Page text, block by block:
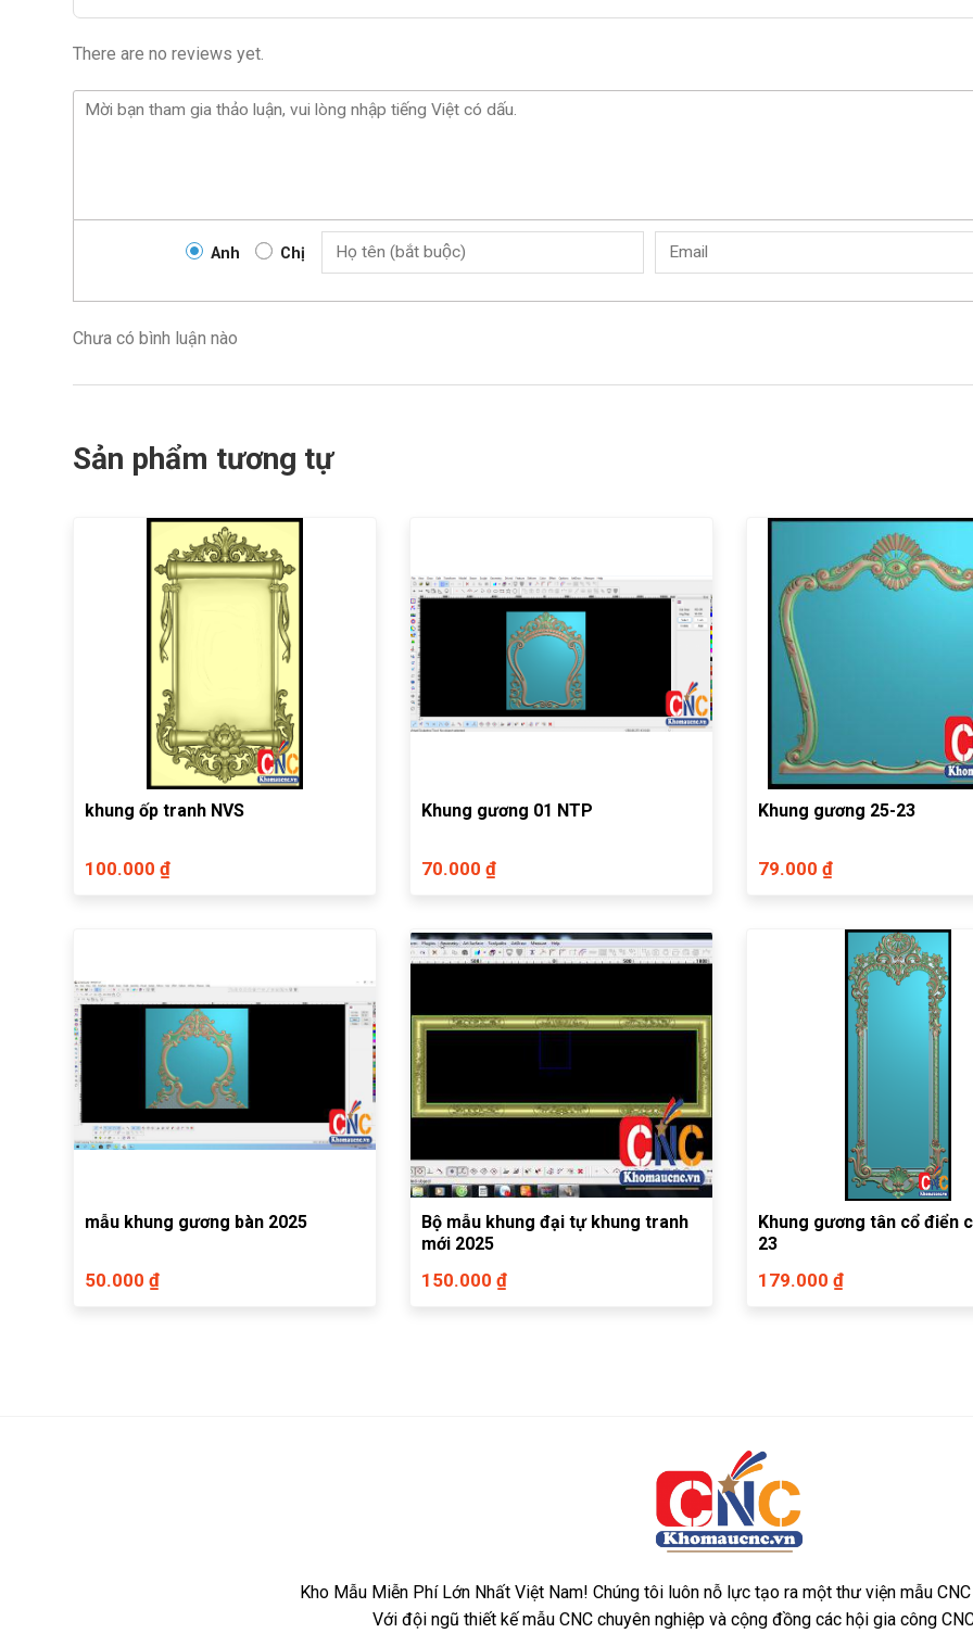
There are no reviews yet.
Anh Chị
Chưa có bình luận nào
Sản phẩm tương tự
khung ốp tranh NVS
100.000 ₫
Khung gương 01 NTP
70.000 ₫
Khung gương 25-23
79.000 ₫
mẫu khung gương bàn 2025
50.000 ₫
Bộ mẫu khung đại tự khung tranh
mới 2025
150.000 ₫
Khung gương tân cổ điển
23
179.000 ₫
Kho Mẫu Miễn Phí Lớn Nhất Việt Nam! Chúng tôi luôn nỗ lực tạo ra một thư viện mẫu
Với đội ngũ thiết kế mẫu CNC chuyên nghiệp và cộng đồng các hội gia công